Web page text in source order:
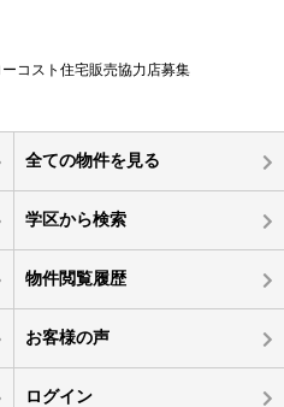
ーコスト住宅販売協力店募集
全ての物件を見る
学区から検索
物件閲覧履歴
お客様の声
ログイン